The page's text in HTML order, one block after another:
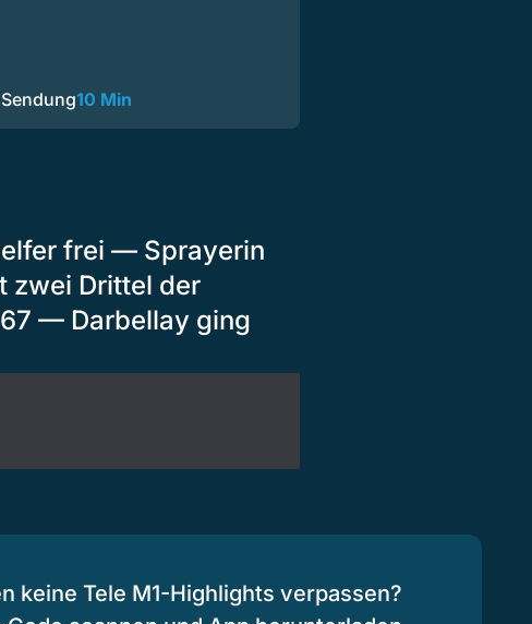
10 Min
frei — Sprayerin
zwei Drittel der
— Darbellay ging
keine Tele M1-Highlights verpassen?